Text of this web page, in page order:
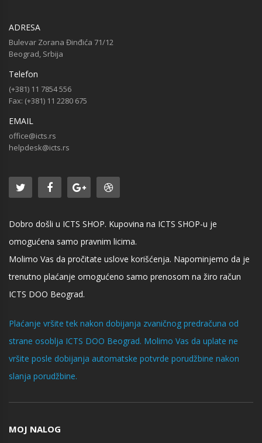
ADRESA
Bulevar Zorana Đinđića 71/12
Beograd, Srbija
Telefon
(+381) 11 7854 556
Fax: (+381) 11 2280 675
EMAIL
office@icts.rs
helpdesk@icts.rs
Dobro došli u ICTS SHOP. Kupovina na ICTS SHOP-u je
omogućena samo pravnim licima.
Molimo Vas da pročitate uslove korišćenja. Napominjemo da je
trenutno plaćanje omogućeno samo prenosom na žiro račun
ICTS DOO Beograd.
Plaćanje vršite tek nakon dobijanja zvaničnog predračuna od
strane osoblja ICTS DOO Beograd. Molimo Vas da uplate ne
vršite posle dobijanja automatske potvrde porudžbine nakon
slanja porudžbine.
MOJ NALOG